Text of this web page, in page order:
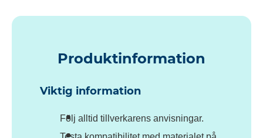
Produktinformation
Viktig information
Följ alltid tillverkarens anvisningar.